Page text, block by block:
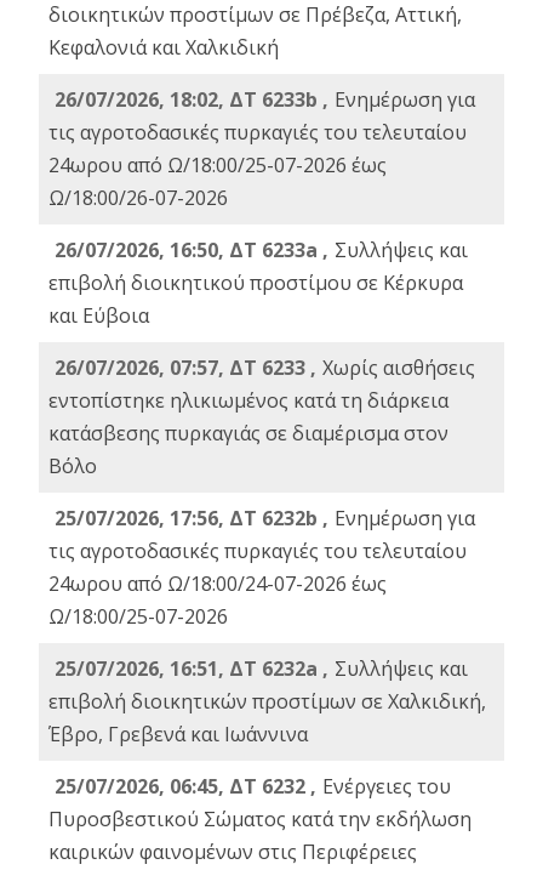
διοικητικών προστίμων σε Πρέβεζα, Αττική,
Κεφαλονιά και Χαλκιδική
26/07/2026, 18:02, ΔΤ 6233b , Ενημέρωση για
τις αγροτοδασικές πυρκαγιές του τελευταίου
24ωρου από Ω/18:00/25-07-2026 έως
Ω/18:00/26-07-2026
26/07/2026, 16:50, ΔΤ 6233a , Συλλήψεις και
επιβολή διοικητικού προστίμου σε Κέρκυρα
και Εύβοια
26/07/2026, 07:57, ΔΤ 6233 , Χωρίς αισθήσεις
εντοπίστηκε ηλικιωμένος κατά τη διάρκεια
κατάσβεσης πυρκαγιάς σε διαμέρισμα στον
Βόλο
25/07/2026, 17:56, ΔΤ 6232b , Ενημέρωση για
τις αγροτοδασικές πυρκαγιές του τελευταίου
24ωρου από Ω/18:00/24-07-2026 έως
Ω/18:00/25-07-2026
25/07/2026, 16:51, ΔΤ 6232a , Συλλήψεις και
επιβολή διοικητικών προστίμων σε Χαλκιδική,
Έβρο, Γρεβενά και Ιωάννινα
25/07/2026, 06:45, ΔΤ 6232 , Ενέργειες του
Πυροσβεστικού Σώματος κατά την εκδήλωση
καιρικών φαινομένων στις Περιφέρειες